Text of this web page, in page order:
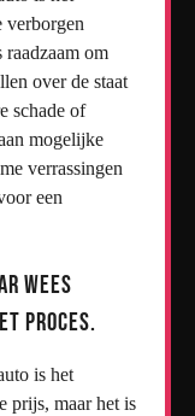
verborgen
raadzaam om
over de staat
schade of
mogelijke
verrassingen
een
wees
proces.
is het
prijs, maar het is